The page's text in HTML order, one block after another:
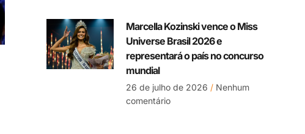
Marcella Kozinski vence o Miss
Universe Brasil 2026 e
representará o país no concurso
mundial
26 de julho de 2026 Nenhum
comentário